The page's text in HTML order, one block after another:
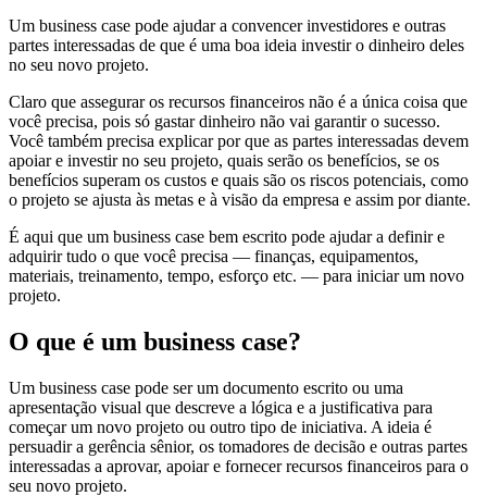
Um business case pode ajudar a convencer investidores e outras
partes interessadas de que é uma boa ideia investir o dinheiro deles
no seu novo projeto.
Claro que assegurar os recursos financeiros não é a única coisa que
você precisa, pois só gastar dinheiro não vai garantir o sucesso.
Você também precisa explicar por que as partes interessadas devem
apoiar e investir no seu projeto, quais serão os benefícios, se os
benefícios superam os custos e quais são os riscos potenciais, como
o projeto se ajusta às metas e à visão da empresa e assim por diante.
É aqui que um business case bem escrito pode ajudar a definir e
adquirir tudo o que você precisa — finanças, equipamentos,
materiais, treinamento, tempo, esforço etc. — para iniciar um novo
projeto.
O que é um business case?
Um business case pode ser um documento escrito ou uma
apresentação visual que descreve a lógica e a justificativa para
começar um novo projeto ou outro tipo de iniciativa. A ideia é
persuadir a gerência sênior, os tomadores de decisão e outras partes
interessadas a aprovar, apoiar e fornecer recursos financeiros para o
seu novo projeto.